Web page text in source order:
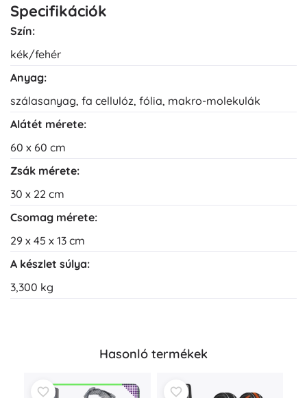
Specifikációk
Szín:
kék/fehér
Anyag:
szálasanyag, fa cellulóz, fólia, makro-molekulák
Alátét mérete:
60 x 60 cm
Zsák mérete:
30 x 22 cm
Csomag mérete:
29 x 45 x 13 cm
A készlet súlya:
3,300 kg
Hasonló termékek